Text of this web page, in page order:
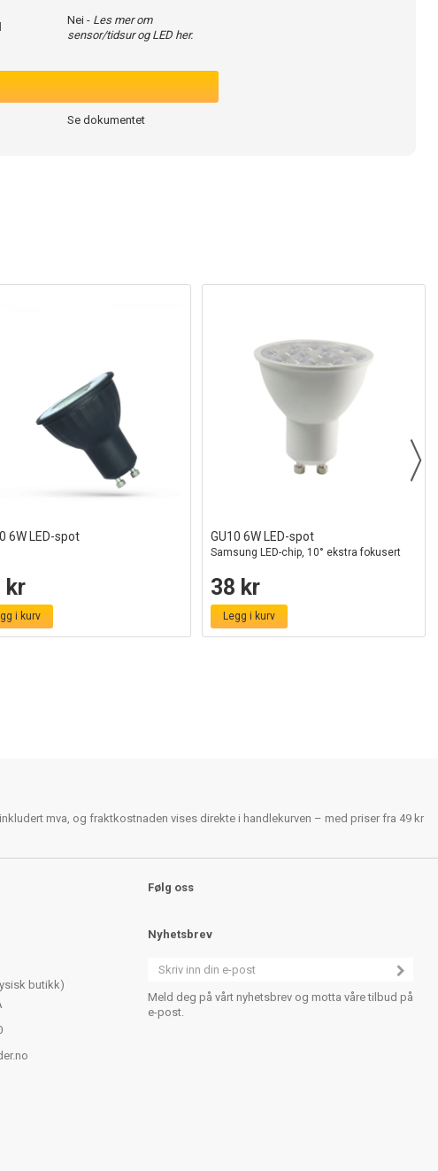
Nei - Les mer om
sensor/tidsur og LED her.
Se dokumentet
6W LED-spot
kr
i kurv
GU10 6W LED-spot
Samsung LED-chip, 10° ekstra fokusert
38 kr
Legg i kurv
mva, og fraktkostnaden vises direkte i handlekurven – med priser fra 49 kr
butikk)
Følg oss
Nyhetsbrev
Meld deg på vårt nyhetsbrev og motta våre tilbud på
e-post.